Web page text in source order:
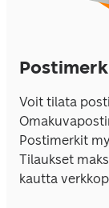
Voit tilata
Postimerkit
Tilaukset
kautta